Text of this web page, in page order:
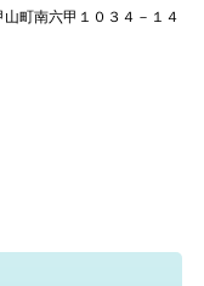
町南六甲１０３４－１４